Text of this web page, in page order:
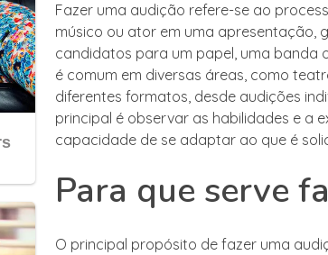
Fazer uma audição refere-se ao
músico ou ator em uma apresentação,
candidatos para um papel, uma banda
é comum em diversas áreas, como
diferentes formatos, desde audições
principal é observar as habilidades e a
capacidade de se adaptar ao que é
Para que serve
O principal propósito de fazer uma